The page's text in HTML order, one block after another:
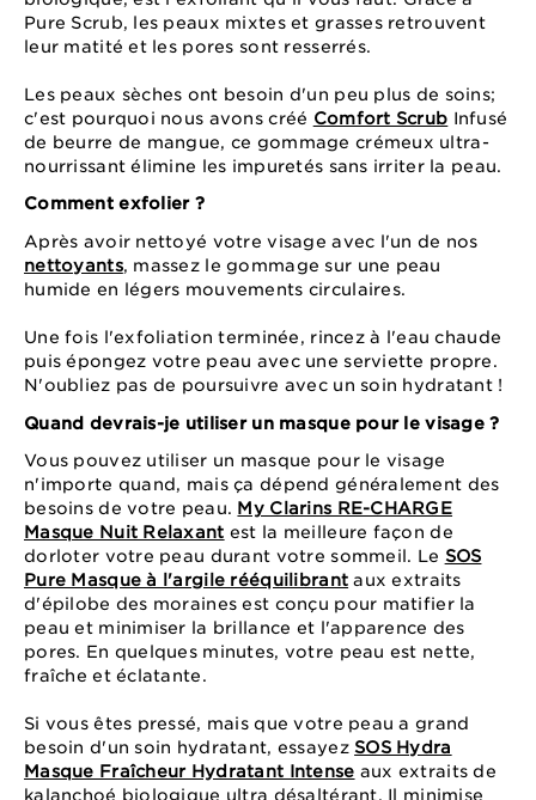
Pure Scrub, les peaux mixtes et grasses retrouvent
leur matité et les pores sont resserrés.
Les peaux sèches ont besoin d'un peu plus de soins;
c'est pourquoi nous avons créé Comfort Scrub Infusé
de beurre de mangue, ce gommage crémeux ultra-
nourrissant élimine les impuretés sans irriter la peau.
Comment exfolier ?
Après avoir nettoyé votre visage avec l'un de nos
nettoyants, massez le gommage sur une peau
humide en légers mouvements circulaires.
Une fois l'exfoliation terminée, rincez à l'eau chaude
puis épongez votre peau avec une serviette propre.
N'oubliez pas de poursuivre avec un soin hydratant !
Quand devrais-je utiliser un masque pour le visage ?
Vous pouvez utiliser un masque pour le visage
n'importe quand, mais ça dépend généralement des
besoins de votre peau. My Clarins RE-CHARGE
Masque Nuit Relaxant est la meilleure façon de
dorloter votre peau durant votre sommeil. Le SOS
Pure Masque à l'argile rééquilibrant aux extraits
d'épilobe des moraines est conçu pour matifier la
peau et minimiser la brillance et l'apparence des
pores. En quelques minutes, votre peau est nette,
fraîche et éclatante.
Si vous êtes pressé, mais que votre peau a grand
besoin d'un soin hydratant, essayezSOS Hydra
Masque Fraîcheur Hydratant Intense aux extraits de
kalanchoé biologique ultra désaltérant. Il minimise